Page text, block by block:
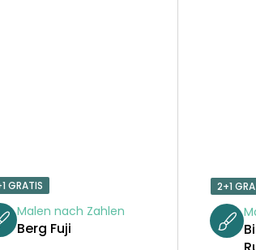
GRATIS
Malen nach Zahlen
Berg Fuji
2+1